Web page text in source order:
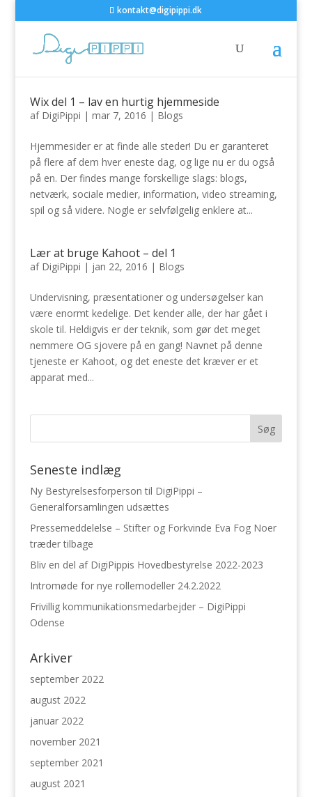
kontakt@digipippi.dk
Wix del 1 – lav en hurtig hjemmeside
af DigiPippi | mar 7, 2016 | Blogs
Hjemmesider er at finde alle steder! Du er garanteret
på flere af dem hver eneste dag, og lige nu er du også
på en. Der findes mange forskellige slags: blogs,
netværk, sociale medier, information, video streaming,
spil og så videre. Nogle er selvfølgelig enklere at...
Lær at bruge Kahoot – del 1
af DigiPippi | jan 22, 2016 | Blogs
Undervisning, præsentationer og undersøgelser kan
være enormt kedelige. Det kender alle, der har gået i
skole til. Heldigvis er der teknik, som gør det meget
nemmere OG sjovere på en gang! Navnet på denne
tjeneste er Kahoot, og det eneste det kræver er et
apparat med...
Seneste indlæg
Ny Bestyrelsesforperson til DigiPippi –
Generalforsamlingen udsættes
Pressemeddelelse – Stifter og Forkvinde Eva Fog Noer
træder tilbage
Bliv en del af DigiPippis Hovedbestyrelse 2022-2023
Intromøde for nye rollemodeller 24.2.2022
Frivillig kommunikationsmedarbejder – DigiPippi
Odense
Arkiver
september 2022
august 2022
januar 2022
november 2021
september 2021
august 2021